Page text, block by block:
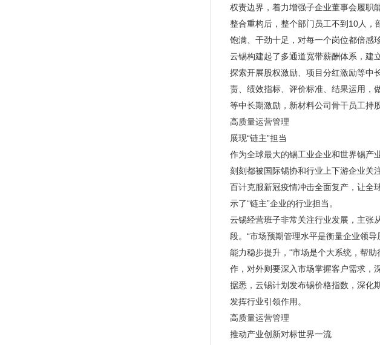
权责边界，着力增强子企业董事会履职
整合重构后，整个部门员工不到10人，
饱满、干劲十足，对每一个岗位都倍感珍
云锡构建起了多通道宽带薪酬体系，建
探索开展股权激励、项目分红激励等中
责、绩效指标、评价标准、结果运用，
等中长期激励，新材料公司骨干员工持
高质量运营管理
展现“链主”担当
作为全球最大的锡工业企业和世界锡产
刻刻都被国际锡协和行业上下游企业关
百计克服新冠疫情冲击全面复产，让全
示了“链主”企业的行业担当。
云锡经营班子非常关注行业发展，主张
段。“市场预期管理水平是衡量企业领
能力稳步提升，“市场是个大系统，帮
作，对外则要深入市场掌握客户需求，
据悉，云锡计划发布锡价格指数，深化
发挥行业引领作用。
高质量运营管理
推动产业创新对标世界一流